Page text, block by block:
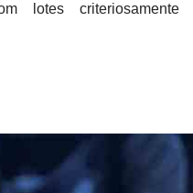
lotes criteriosamente